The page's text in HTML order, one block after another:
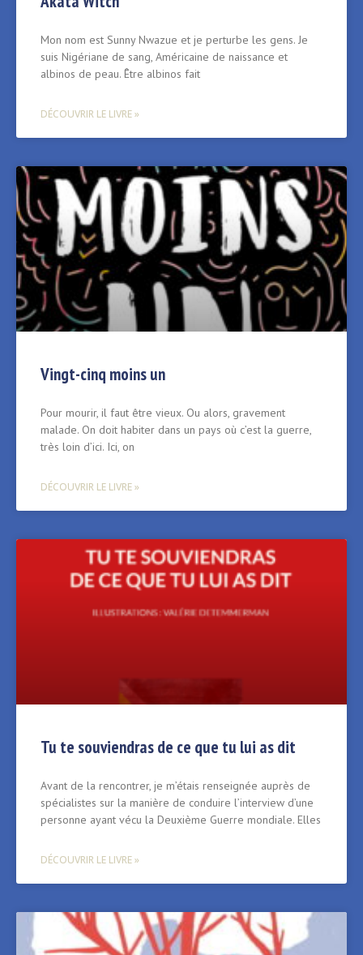
Mon nom est Sunny Nwazue et je perturbe les gens. Je
suis Nigériane de sang, Américaine de naissance et
albinos de peau. Être albinos fait
DÉCOUVRIR LE LIVRE »
Vingt-cinq moins un
Pour mourir, il faut être vieux. Ou alors, gravement
malade. On doit habiter dans un pays où c’est la guerre,
très loin d’ici. Ici, on
DÉCOUVRIR LE LIVRE »
Tu te souviendras de ce que tu lui as dit
Avant de la rencontrer, je m’étais renseignée auprès de
spécialistes sur la manière de conduire l’interview d’une
personne ayant vécu la Deuxième Guerre mondiale. Elles
DÉCOUVRIR LE LIVRE »